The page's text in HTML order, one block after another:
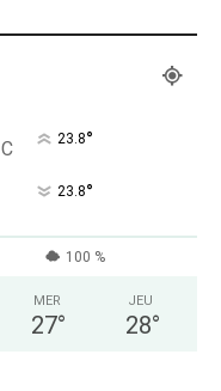
C 23.8°
23.8°
100 %
MER
27°
JEU
28°